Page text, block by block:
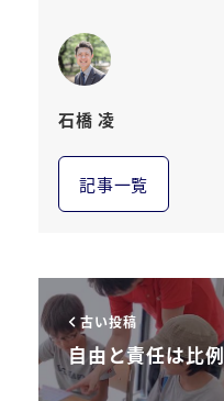
石橋 凌
記事一覧
古い投稿
自由と責任は比